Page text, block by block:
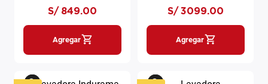
S/ 849.00
Agregar
S/ 3099.00
Agregar